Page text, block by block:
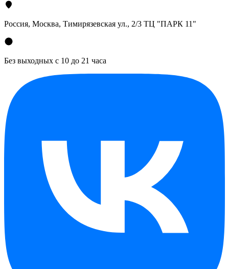
Россия, Москва, Тимирязевская ул., 2/3 ТЦ "ПАРК 11"
Без выходных с 10 до 21 часа